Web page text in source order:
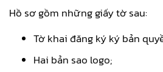
Hồ sơ gồm những giấy tờ sau:
Tờ khai đăng ký ký bản
Hai bản sao logo;